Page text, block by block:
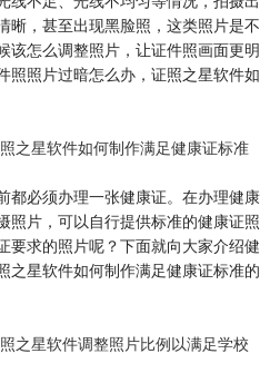
晰，甚至出现黑脸照，这类照片是不
该怎么调整照片，让证件照画面更明
照照片过暗怎么办，证照之星软件如
之星软件如何制作满足健康证标准
都必须办理一张健康证。在办理健康
照片，可以自行提供标准的健康证照
要求的照片呢？下面就向大家介绍健
之星软件如何制作满足健康证标准的
之星软件调整照片比例以满足学校